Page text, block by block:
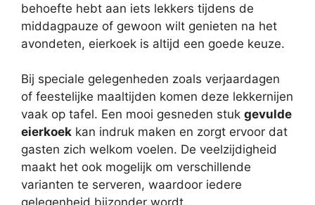
behoefte hebt aan iets lekkers tijdens de
middagpauze of gewoon wilt genieten na het
avondeten, eierkoek is altijd een goede keuze.
Bij speciale gelegenheden zoals verjaardagen
of feestelijke maaltijden komen deze lekkernijen
vaak op tafel. Een mooi gesneden stuk gevulde
eierkoek kan indruk maken en zorgt ervoor dat
gasten zich welkom voelen. De veelzijdigheid
maakt het ook mogelijk om verschillende
varianten te serveren, waardoor iedere